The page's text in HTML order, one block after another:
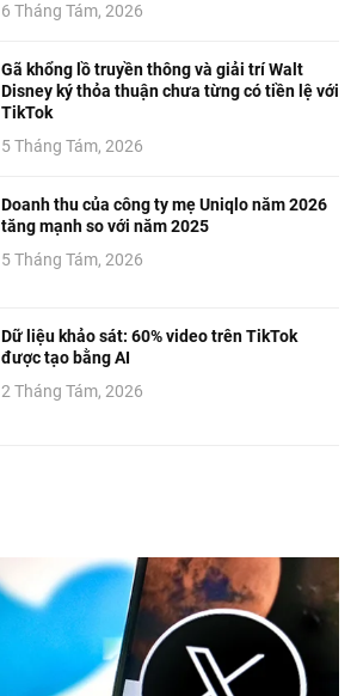
6 Tháng Tám, 2026
Gã khổng lồ truyền thông và giải trí Walt
Disney ký thỏa thuận chưa từng có tiền lệ với
TikTok
5 Tháng Tám, 2026
Doanh thu của công ty mẹ Uniqlo năm 2026
tăng mạnh so với năm 2025
5 Tháng Tám, 2026
Dữ liệu khảo sát: 60% video trên TikTok
được tạo bằng AI
2 Tháng Tám, 2026